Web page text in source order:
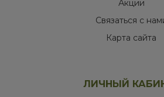
Акции
Связаться с
Карта сайта
ЛИЧНЫЙ